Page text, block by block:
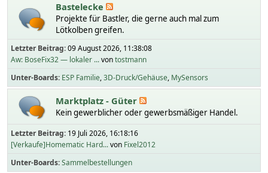
Bastelecke
Projekte für Bastler, die gerne auch mal zum
Lötkolben greifen.
Letzter Beitrag:09 August 2026, 11:38:08
Aw: BoseFix32 — lokaler ...vontostmann
Unter-Boards ESP Familie 3D-Druck/Gehäuse MySensors
Marktplatz - Güter
Kein gewerblicher oder gewerbsmäßiger Handel.
Letzter Beitrag: 19 Juli 2026, 16:18:16
[Verkaufe]Homematic Hard...von Fixel2012
Unter-Boards Sammelbestellungen